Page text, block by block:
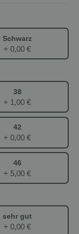
Schwarz
+ 0,00 €
38
+ 1,00 €
42
+ 0,00 €
46
+ 5,00 €
sehr gut
+ 0,00 €